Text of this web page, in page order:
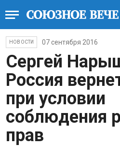
НОВОСТИ 07 сентября 2016
Сергей
Россия
при условии
соблюдения
прав